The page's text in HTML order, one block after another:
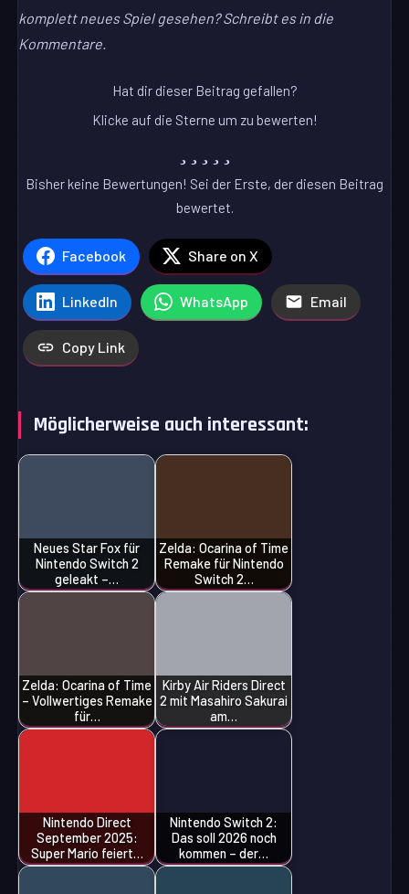
komplett neues Spiel gesehen? Schreibt es in die
Kommentare.
Hat dir dieser Beitrag gefallen?
Klicke auf die Sterne um zu bewerten!
Bisher keine Bewertungen! Sei der Erste, der diesen Beitrag
bewertet.
Facebook Share on X
LinkedIn WhatsApp Email
Copy Link
Möglicherweise auch interessant:
Neues Star Fox für
Nintendo Switch 2
geleakt –…
Zelda: Ocarina of Time
Remake für Nintendo
Switch 2…
Zelda: Ocarina of Time
– Vollwertiges Remake
für…
Kirby Air Riders Direct
2 mit Masahiro Sakurai
am…
Nintendo Direct
September 2025:
Super Mario feiert…
Nintendo Switch 2:
Das soll 2026 noch
kommen – der…